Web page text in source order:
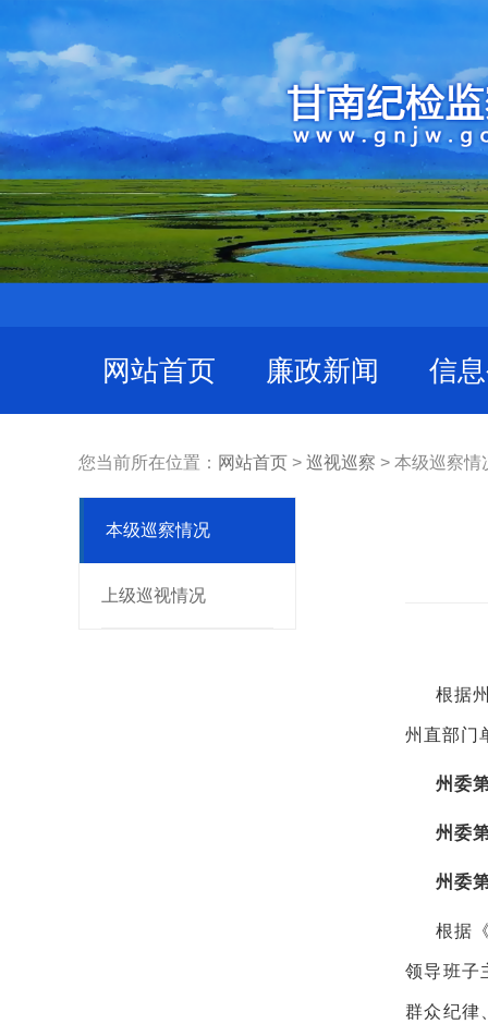
网站首页 廉政新闻 信
您当前所在位置： 网站首页 > 巡视巡察 > 本级巡察情
本级巡察情况
上级巡视情况
根据
州直部门
州委
州委
州委
根据
领导班子
群众纪律